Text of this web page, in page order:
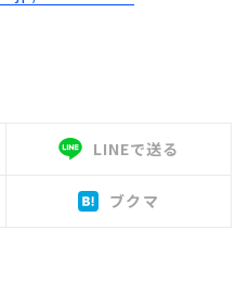
LINEで送る
ブクマ